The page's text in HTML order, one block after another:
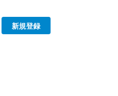
新規登録